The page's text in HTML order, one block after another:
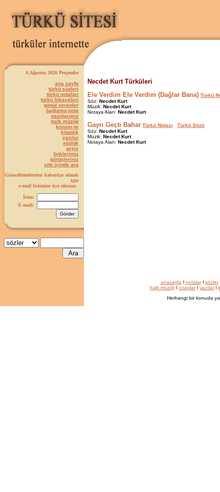
6 Ağustos 2026 Perşembe
ana sayfa
türkü sözleri
türkü notaları
türkü hikayeleri
gönül verenler
bağlama-nota
ozanlarımız
halk müziği
konser-tv
kitaplık
yazılar
sözlük
arşiv
linklerimiz
görüşleriniz
site içinde ara
Güncellemelerden haberdar olmak
için
e-mail listemize üye olunuz.
İsim:
E-mail:
Necdet Kurt Türküleri
Ele Verdim Ele Verdim (Dağlar Bana) Türkü
Söz: Necdet Kurt
Müzik: Necdet Kurt
Notaya Alan: Necdet Kurt
Gayrı Geçti Bahar Türkü Notası
Türkü Sözü
Söz: Necdet Kurt
Müzik: Necdet Kurt
Notaya Alan: Necdet Kurt
anasayfa l notalarl sözler
halk müziği l ozanlarl yazılarl
Herhangi bir konuda